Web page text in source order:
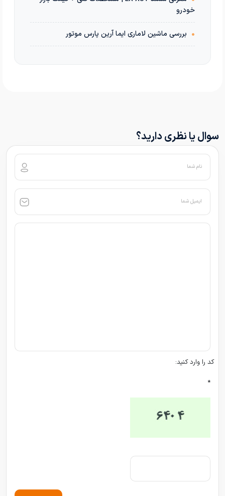
خودرو
• بررسی ماشین لاماری ایما آرین پارس موتور
سوال یا نظری دارید؟
نام شما
ایمیل شما
کد را وارد کنید:
*